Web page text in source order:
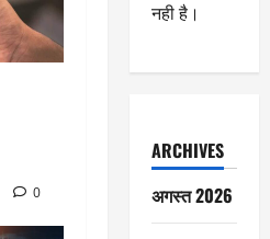
0
नही है।
ARCHIVES
अगस्त 2026